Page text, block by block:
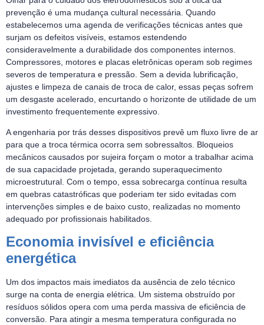
prevenção é uma mudança cultural necessária. Quando
estabelecemos uma agenda de verificações técnicas antes que
surjam os defeitos visíveis, estamos estendendo
consideravelmente a durabilidade dos componentes internos.
Compressores, motores e placas eletrônicas operam sob regimes
severos de temperatura e pressão. Sem a devida lubrificação,
ajustes e limpeza de canais de troca de calor, essas peças sofrem
um desgaste acelerado, encurtando o horizonte de utilidade de um
investimento frequentemente expressivo.
A engenharia por trás desses dispositivos prevê um fluxo livre de ar
para que a troca térmica ocorra sem sobressaltos. Bloqueios
mecânicos causados por sujeira forçam o motor a trabalhar acima
de sua capacidade projetada, gerando superaquecimento
microestrutural. Com o tempo, essa sobrecarga contínua resulta
em quebras catastróficas que poderiam ter sido evitadas com
intervenções simples e de baixo custo, realizadas no momento
adequado por profissionais habilitados.
Economia invisível e eficiência
energética
Um dos impactos mais imediatos da ausência de zelo técnico
surge na conta de energia elétrica. Um sistema obstruído por
resíduos sólidos opera com uma perda massiva de eficiência de
conversão. Para atingir a mesma temperatura configurada no